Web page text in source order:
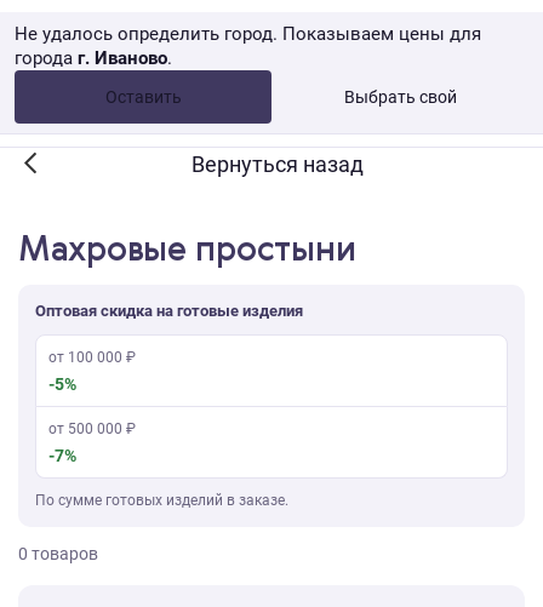
Не удалось определить город. Показываем цены для
города г. Иваново.
Оставить Выбрать свой
от 10 000 ₽ Розница → WB
Вернуться назад
Махровые простыни
Оптовая скидка на готовые изделия
от 100 000 ₽
-5%
от 500 000 ₽
-7%
По сумме готовых изделий в заказе.
0 товаров